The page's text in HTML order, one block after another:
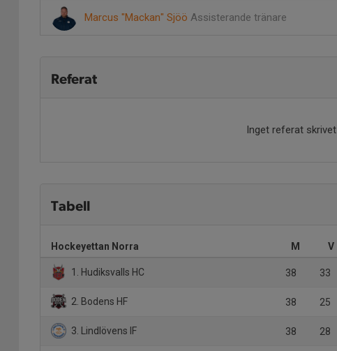
Marcus "Mackan" Sjöö Assisterande tränare
Referat
Inget referat skrivet
Tabell
Hockeyettan Norra M V
1. Hudiksvalls HC 38 33
2. Bodens HF 38 25
3. Lindlövens IF 38 28